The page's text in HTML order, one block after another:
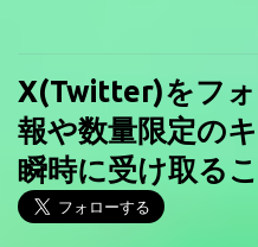
X(Twitter)をフ
報や数量限定の
瞬時に受け取る